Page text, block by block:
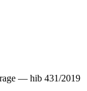
— hib 431/2019